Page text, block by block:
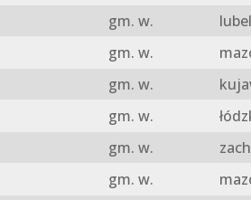
gm. w.
gm. w.
gm. w.
gm. w.
gm. w.
gm. w.